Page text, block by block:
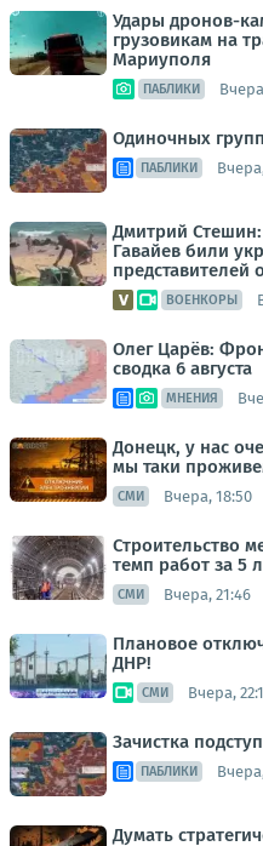
Удары дронов-
грузовикам на
Мариуполя
ПАБЛИКИ
Одиночных
ПАБЛИКИ
Дмитрий
Гавайев били
представителей
ВОЕНКОРЫ
Олег Царёв:
сводка 6 августа
МНЕНИЯ
Донецк, у нас
мы таки
СМИ Вчера, 18:50
Строительство
темп работ за 5
СМИ Вчера, 21:46
Плановое
ДНР!
СМИ Вчера,
Зачистка
ПАБЛИКИ
Думать